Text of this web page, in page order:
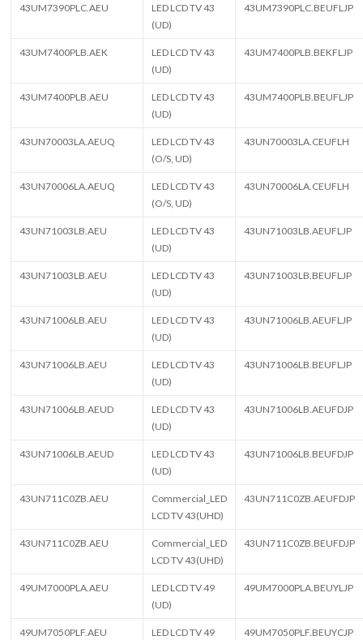
43UM7390PLC.AEU
LED LCD TV 43
(UD)
43UM7390PLC.BEUFLJP
43UM7400PLB.AEK
LED LCD TV 43
(UD)
43UM7400PLB.BEKFLJP
43UM7400PLB.AEU
LED LCD TV 43
(UD)
43UM7400PLB.BEUFLJP
43UN70003LA.AEUQ
LED LCD TV 43
(O/S, UD)
43UN70003LA.CEUFLH
43UN70006LA.AEUQ
LED LCD TV 43
(O/S, UD)
43UN70006LA.CEUFLH
43UN71003LB.AEU
LED LCD TV 43
(UD)
43UN71003LB.AEUFLJP
43UN71003LB.AEU
LED LCD TV 43
(UD)
43UN71003LB.BEUFLJP
43UN71006LB.AEU
LED LCD TV 43
(UD)
43UN71006LB.AEUFLJP
43UN71006LB.AEU
LED LCD TV 43
(UD)
43UN71006LB.BEUFLJP
43UN71006LB.AEUD
LED LCD TV 43
(UD)
43UN71006LB.AEUFDJP
43UN71006LB.AEUD
LED LCD TV 43
(UD)
43UN71006LB.BEUFDJP
43UN711C0ZB.AEU
Commercial_LED
LCD TV 43(UHD)
43UN711C0ZB.AEUFDJP
43UN711C0ZB.AEU
Commercial_LED
LCD TV 43(UHD)
43UN711C0ZB.BEUFDJP
49UM7000PLA.AEU
LED LCD TV 49
(UD)
49UM7000PLA.BEUYLJP
49UM7050PLF.AEU
LED LCD TV 49
49UM7050PLF.BEUYCJP